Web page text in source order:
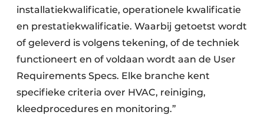
installatiekwalificatie, operationele kwalificatie
en prestatiekwalificatie. Waarbij getoetst wordt
of geleverd is volgens tekening, of de techniek
functioneert en of voldaan wordt aan de User
Requirements Specs. Elke branche kent
specifieke criteria over HVAC, reiniging,
kleedprocedures en monitoring.”